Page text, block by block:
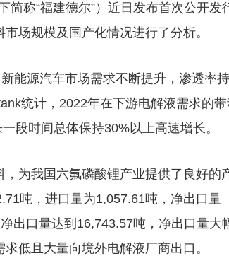
称“福建德尔”）近日发布首次公开发
场规模及国产化情况进行了分析。
能源汽车市场需求不断提升，渗透率
统计，2022年在下游电解液需求的带
段时间总体保持30%以上高速增长。
为我国六氟磷酸锂产业提供了良好的
吨，进口量为1,057.61吨，净出口量
出口量达到16,743.57吨，净出口量大
低且大量向境外电解液厂商出口。